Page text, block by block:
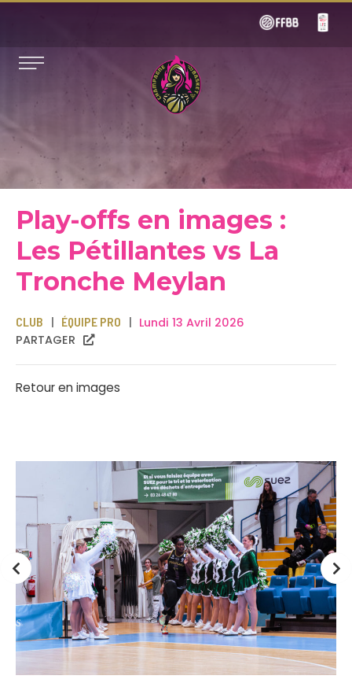
Play-offs en images :
Les Pétillantes vs La
Tronche Meylan
CLUB ÉQUIPE PRO
Lundi 13 Avril 2026
PARTAGER
Retour en images